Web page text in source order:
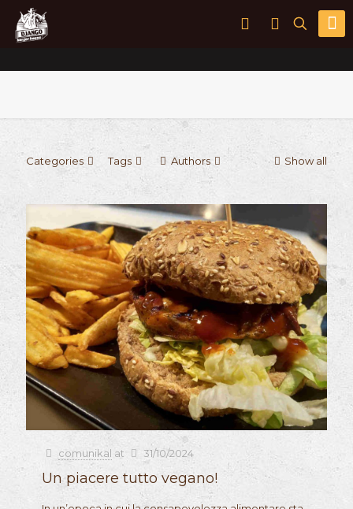
Categories Tags Authors Show all
comunikal at 31/10/2024
Un piacere tutto vegano!